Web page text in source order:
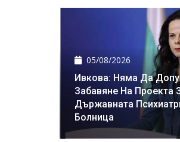
05/08/2026
Ивкова: Няма Да
Забавяне На Проекта
Държавната
Болница